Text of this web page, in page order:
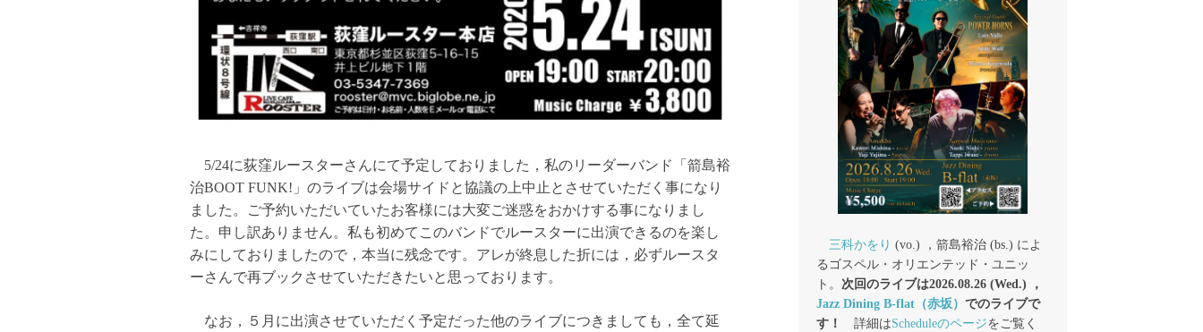
5/24に荻窪ルースターさんにて予定しておりました，私のリ ーダーバンド「箭島裕
治BOOT FUNK!」のライブは会場サイドと協議の上中止とさせていただく事になり
ました。ご予約いただいていたお客様には大変ご迷惑をおかけする事になりまし
た。申し訳あり ません。私も初めてこのバンドでルースターに出演できるのを楽し
みにしておりましたので，本当に残念です。アレが終息した折には，必ずルースタ
ーさんで再ブックさせていただきたいと思っております。
なお，５月に出演させていただく予定だった他のライブにつきましても，全て延
三科かをり (vo.) ，箭島裕治 (bs.) によ
るゴスペル・オリエンテッド・ユニッ
ト。 次回のライブは2026.08.26 (Wed.) ，
Jazz Dining B-flat（赤坂） でのライブで
す！
詳細はScheduleのページをご覧く